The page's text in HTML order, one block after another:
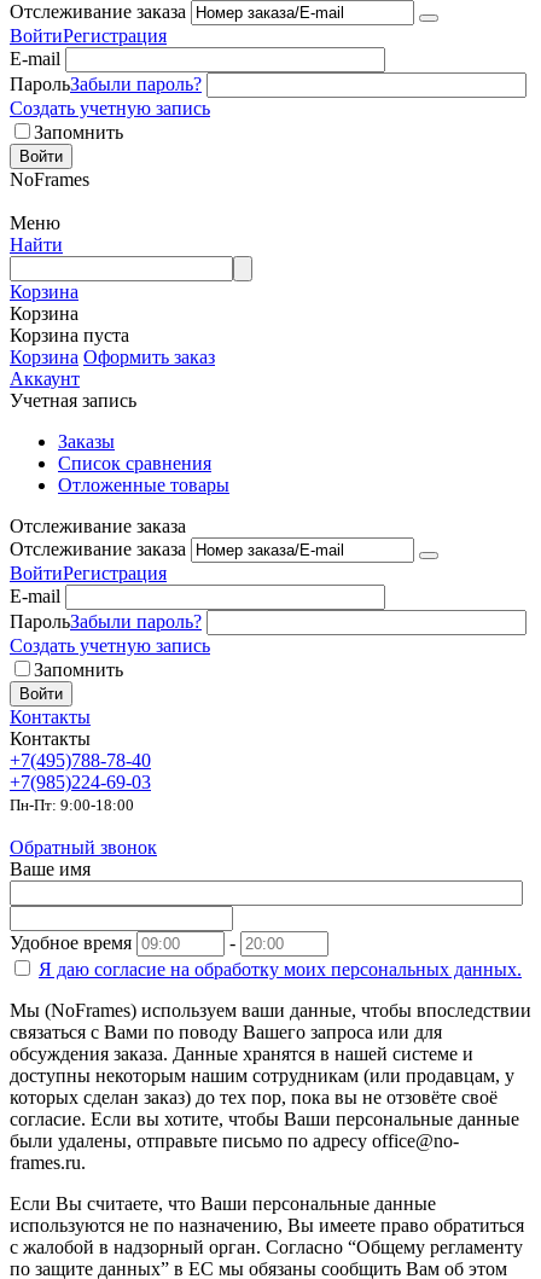
Отслеживание заказа
ВойтиРегистрация
E-mail
ПарольЗабыли пароль?
Создать учетную запись
Запомнить
Войти
NoFrames
Меню
Найти
Корзина
Корзина
Корзина пуста
Корзина Оформить заказ
Аккаунт
Учетная запись
Заказы
Список сравнения
Отложенные товары
Отслеживание заказа
Отслеживание заказа
ВойтиРегистрация
E-mail
ПарольЗабыли пароль?
Создать учетную запись
Запомнить
Войти
Контакты
Контакты
+7(495)788-78-40
+7(985)224-69-03
Пн-Пт: 9:00-18:00
Обратный звонок
Ваше имя
Удобное время
-
Я даю согласие на обработку моих персональных данных.
Мы (NoFrames) используем ваши данные, чтобы впоследствии
связаться с Вами по поводу Вашего запроса или для
обсуждения заказа. Данные хранятся в нашей системе и
доступны некоторым нашим сотрудникам (или продавцам, у
которых сделан заказ) до тех пор, пока вы не отзовёте своё
согласие. Если вы хотите, чтобы Ваши персональные данные
были удалены, отправьте письмо по адресу office@no-
frames.ru.
Если Вы считаете, что Ваши персональные данные
используются не по назначению, Вы имеете право обратиться
с жалобой в надзорный орган. Согласно “Общему регламенту
по защите данных” в ЕС мы обязаны сообщить Вам об этом